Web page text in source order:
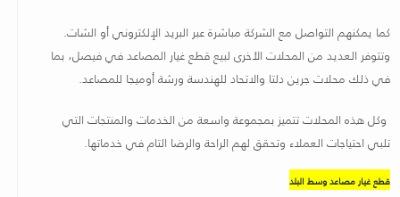
كما يمكنهم التواصل مع الشركة مباشرة عبر البريد الإلكتروني أو الشات.
وتتوفر العديد من المحلات الأخرى لبيع قطع غيار المصاعد في فيصل، بما
في ذلك محلات جرين دلتا والاتحاد للهندسة ورشة أوميجا للمصاعد.
وكل هذه المحلات تتميز بمجموعة واسعة من الخدمات والمنتجات التي
تلبي احتياجات العملاء وتحقق لهم الراحة والرضا التام في خدماتها.
قطع غيار مصاعد وسط البلد